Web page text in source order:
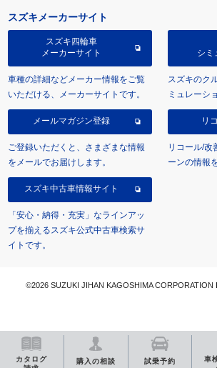
カタログ
購入の相談 試乗予約
車
スズキメーカーサイト
スズキ四輪車
メーカーサイト
車種の詳細などメーカー情報をご覧
いただける、メーカーサイトです。
シミ
スズキのク
ミュレーシ
メールマガジン登録
ご登録いただくと、さまざまな情報
をメールでお届けします。
リ
リコール/改
ーンの情報
スズキ中古車情報サイト
「安心・納得・充実」なラインアッ
プを揃えるスズキ公式中古車検索サ
イトです。
©2026 SUZUKI JIHAN KAGOSHIMA CORPORATION